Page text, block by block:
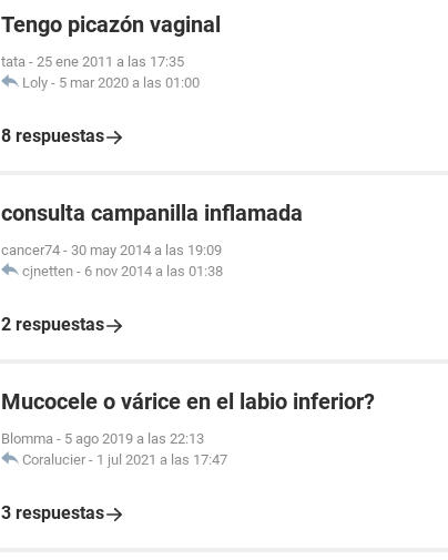
Tengo picazón vaginal
tata - 25 ene 2011 a las 17:35
Loly - 5 mar 2020 a las 01:00
8 respuestas
consulta campanilla inflamada
cancer74 - 30 may 2014 a las 19:09
cjnetten - 6 nov 2014 a las 01:38
2 respuestas
Mucocele o várice en el labio inferior?
Blomma - 5 ago 2019 a las 22:13
Coralucier - 1 jul 2021 a las 17:47
3 respuestas